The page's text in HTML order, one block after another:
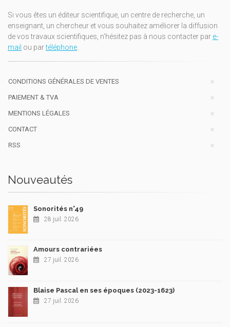
Si vous êtes un éditeur scientifique, un centre de recherche, un
enseignant, un chercheur et vous souhaitez améliorer la diffusion
de vos travaux scientifiques, n'hésitez pas à nous contacter par e-
mail ou partéléphone
CONDITIONS GÉNÉRALES DE VENTES
PAIEMENT & TVA
MENTIONS LÉGALES
CONTACT
RSS
Nouveautés
Sonorités n°49
28 juil. 2026
Amours contrariées
27 juil. 2026
Blaise Pascal en ses époques (2023-1623)
27 juil. 2026